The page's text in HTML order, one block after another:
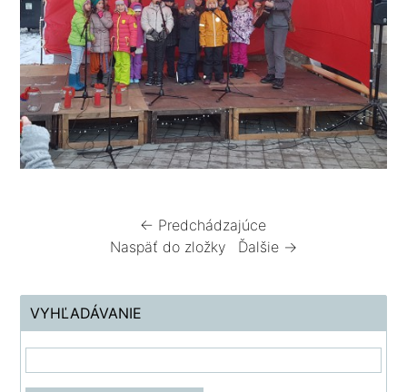
← Predchádzajúce
Naspäť do zložky
Ďalšie →
VYHĽADÁVANIE